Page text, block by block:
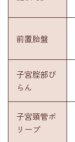
前置胎盤
子宮腟部び
らん
子宮頸管ポ
リープ